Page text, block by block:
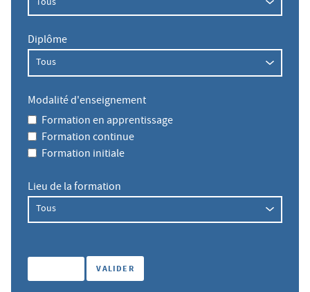
Diplôme
Modalité d'enseignement
Formation en apprentissage
Formation continue
Formation initiale
Lieu de la formation